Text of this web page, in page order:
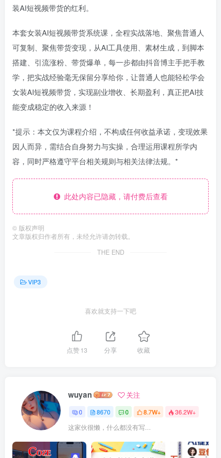
装AI短视频带货的红利。​
本套女装AI短视频带货系统课，全程实战落地、聚焦普通人
可复制、聚焦带货变现，从AI工具使用、素材生成，到脚本
搭建、引流涨粉、带货爆单，每一步都由抖音博主手把手教
学，把实战经验毫无保留分享给你，让普通人也能轻松学会
女装AI短视频带货，实现副业增收、长期盈利，真正把AI技
能变成稳定的收入来源！
*提示：本文仅为课程介绍，不构成任何收益承诺，变现效果
因人而异，需结合自身努力与实操，合理运用课程所学内
容，同时严格遵守平台相关规则与相关法律法规。*
此处内容已隐藏，请付费后查看
© 版权声明
文章版权归作者所有，未经允许请勿转载。
THE END
VIP3
喜欢就支持一下吧
点赞13 分享 收藏
wuyan 关注
0 8670 0 8.7W+ 36.2W+
这家伙很懒，什么都没有写...